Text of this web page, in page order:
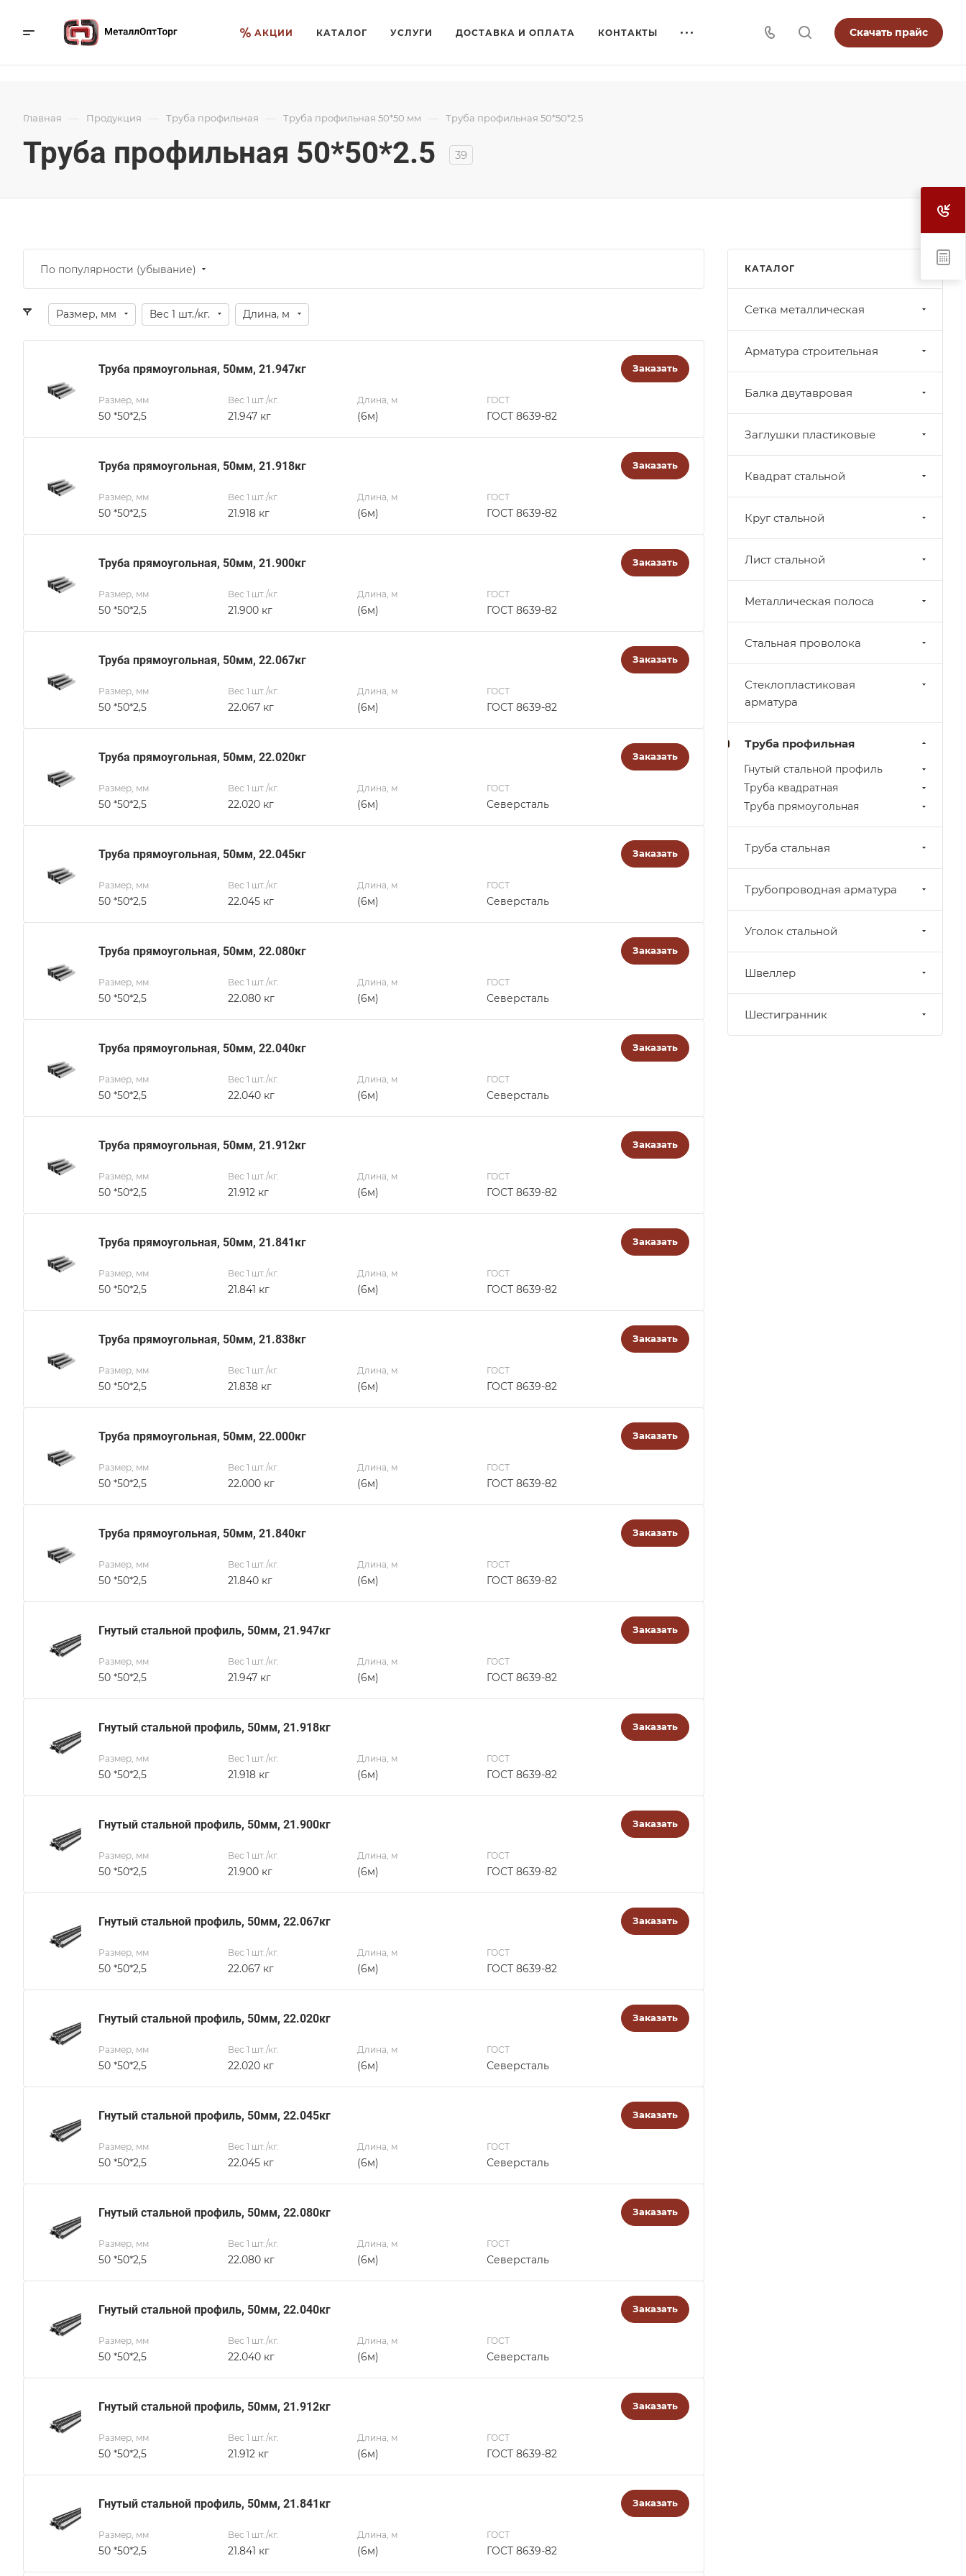
АКЦИИ КАТАЛОГ УСЛУГИ ДОСТАВКА И ОПЛАТА КОНТАКТЫ Скачать прайс
Главная — Продукция — Труба профильная — Труба профильная 50*50 мм — Труба профильная 50*50*2.5
Труба профильная 50*50*2.5 39
По популярности (убывание)
Размер, мм Вес 1 шт./кг. Длина, м
Труба прямоугольная, 50мм, 21.947кг Заказать
Размер, мм
50 *50*2,5
Вес 1 шт./кг.
21.947 кг
Длина, м
(6м)
ГОСТ
ГОСТ 8639-82
Труба прямоугольная, 50мм, 21.918кг Заказать
Размер, мм
50 *50*2,5
Вес 1 шт./кг.
21.918 кг
Длина, м
(6м)
ГОСТ
ГОСТ 8639-82
Труба прямоугольная, 50мм, 21.900кг Заказать
Размер, мм
50 *50*2,5
Вес 1 шт./кг.
21.900 кг
Длина, м
(6м)
ГОСТ
ГОСТ 8639-82
Труба прямоугольная, 50мм, 22.067кг Заказать
Размер, мм
50 *50*2,5
Вес 1 шт./кг.
22.067 кг
Длина, м
(6м)
ГОСТ
ГОСТ 8639-82
Труба прямоугольная, 50мм, 22.020кг Заказать
Размер, мм
50 *50*2,5
Вес 1 шт./кг.
22.020 кг
Длина, м
(6м)
ГОСТ
Северсталь
Труба прямоугольная, 50мм, 22.045кг Заказать
Размер, мм
50 *50*2,5
Вес 1 шт./кг.
22.045 кг
Длина, м
(6м)
ГОСТ
Северсталь
Труба прямоугольная, 50мм, 22.080кг Заказать
Размер, мм
50 *50*2,5
Вес 1 шт./кг.
22.080 кг
Длина, м
(6м)
ГОСТ
Северсталь
Труба прямоугольная, 50мм, 22.040кг Заказать
Размер, мм
50 *50*2,5
Вес 1 шт./кг.
22.040 кг
Длина, м
(6м)
ГОСТ
Северсталь
Труба прямоугольная, 50мм, 21.912кг Заказать
Размер, мм
50 *50*2,5
Вес 1 шт./кг.
21.912 кг
Длина, м
(6м)
ГОСТ
ГОСТ 8639-82
Труба прямоугольная, 50мм, 21.841кг Заказать
Размер, мм
50 *50*2,5
Вес 1 шт./кг.
21.841 кг
Длина, м
(6м)
ГОСТ
ГОСТ 8639-82
Труба прямоугольная, 50мм, 21.838кг Заказать
Размер, мм
50 *50*2,5
Вес 1 шт./кг.
21.838 кг
Длина, м
(6м)
ГОСТ
ГОСТ 8639-82
Труба прямоугольная, 50мм, 22.000кг Заказать
Размер, мм
50 *50*2,5
Вес 1 шт./кг.
22.000 кг
Длина, м
(6м)
ГОСТ
ГОСТ 8639-82
Труба прямоугольная, 50мм, 21.840кг Заказать
Размер, мм
50 *50*2,5
Вес 1 шт./кг.
21.840 кг
Длина, м
(6м)
ГОСТ
ГОСТ 8639-82
Гнутый стальной профиль, 50мм, 21.947кг Заказать
Размер, мм
50 *50*2,5
Вес 1 шт./кг.
21.947 кг
Длина, м
(6м)
ГОСТ
ГОСТ 8639-82
Гнутый стальной профиль, 50мм, 21.918кг Заказать
Размер, мм
50 *50*2,5
Вес 1 шт./кг.
21.918 кг
Длина, м
(6м)
ГОСТ
ГОСТ 8639-82
Гнутый стальной профиль, 50мм, 21.900кг Заказать
Размер, мм
50 *50*2,5
Вес 1 шт./кг.
21.900 кг
Длина, м
(6м)
ГОСТ
ГОСТ 8639-82
Гнутый стальной профиль, 50мм, 22.067кг Заказать
Размер, мм
50 *50*2,5
Вес 1 шт./кг.
22.067 кг
Длина, м
(6м)
ГОСТ
ГОСТ 8639-82
Гнутый стальной профиль, 50мм, 22.020кг Заказать
Размер, мм
50 *50*2,5
Вес 1 шт./кг.
22.020 кг
Длина, м
(6м)
ГОСТ
Северсталь
Гнутый стальной профиль, 50мм, 22.045кг Заказать
Размер, мм
50 *50*2,5
Вес 1 шт./кг.
22.045 кг
Длина, м
(6м)
ГОСТ
Северсталь
Гнутый стальной профиль, 50мм, 22.080кг Заказать
Размер, мм
50 *50*2,5
Вес 1 шт./кг.
22.080 кг
Длина, м
(6м)
ГОСТ
Северсталь
Гнутый стальной профиль, 50мм, 22.040кг Заказать
Размер, мм
50 *50*2,5
Вес 1 шт./кг.
22.040 кг
Длина, м
(6м)
ГОСТ
Северсталь
Гнутый стальной профиль, 50мм, 21.912кг Заказать
Размер, мм
50 *50*2,5
Вес 1 шт./кг.
21.912 кг
Длина, м
(6м)
ГОСТ
ГОСТ 8639-82
Гнутый стальной профиль, 50мм, 21.841кг Заказать
Размер, мм
50 *50*2,5
Вес 1 шт./кг.
21.841 кг
Длина, м
(6м)
ГОСТ
ГОСТ 8639-82
КАТАЛОГ
Cетка металлическая
Арматура строительная
Балка двутавровая
Заглушки пластиковые
Квадрат стальной
Круг стальной
Лист стальной
Металлическая полоса
Стальная проволока
Стеклопластиковая
арматура
Труба профильная
Гнутый стальной профиль
Труба квадратная
Труба прямоугольная
Труба стальная
Трубопроводная арматура
Уголок стальной
Швеллер
Шестигранник